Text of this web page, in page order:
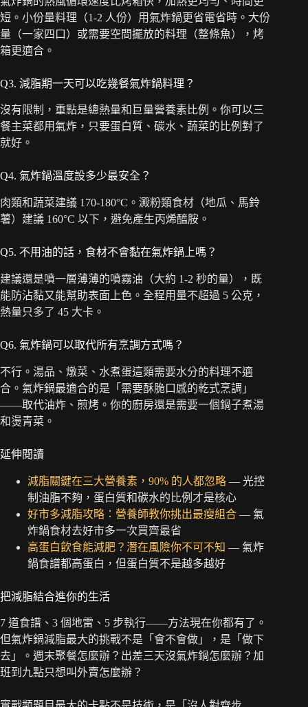
短。小份量料理（1-2 人份）用氣炸鍋更省電省時。大份
量（一家四口）或需要空間擺放的料理（整條魚），烤
箱更適合。
Q3. 減脂期一天可以吃幾餐氣炸鍋料理？
沒有限制，重點是總熱量和巨量營養素比例。你可以三
餐主菜都用氣炸，只要蛋白質、碳水、蔬菜的比例對了
就好。
Q4. 氣炸鍋溫度設多少最安全？
肉類和蔬菜建議 170-180°C。澱粉類食材（地瓜、馬鈴
薯）建議 160°C 以下，避免產生丙烯醯胺。
Q5. 不用油的話，食材不會黏在氣炸鍋上嗎？
建議還是噴一層薄薄的噴霧油（大約 1-2 秒的量），既
能防沾黏又能幫助表面上色。全程用量不超過 5 公克，
熱量只多了 45 大卡。
Q6. 氣炸鍋可以取代所有烹調方式嗎？
不行。湯品、燉菜、水煮蛋這類需要水分的料理不適
合。氣炸鍋最適合的是「需要酥脆口感的乾式烹調」
——取代油炸、煎烤。你的廚房還是需要一個鍋子煮湯
和燙青菜。
延伸閱讀
減脂關鍵在三大營養素，90% 的人都忽略 — 光控
制油脂不夠，蛋白質和碳水的比例才是核心
好市多減脂攻略：營養師教你挑出最瘦組合 — 氣
炸鍋食材去好市多一次買齊最省
高蛋白飲食能減肥？潛在風險你不可不知 — 氣炸
鍋食譜都高蛋白，但蛋白質不是越多越好
把減脂結合進你的生活
7 道食譜、3 個地雷、5 步執行——方法現在你都有了。
但氣炸鍋減脂最大的挑戰不是「會不會做」，是「做下
去」。週末聚餐怎麼辦？出差三天沒氣炸鍋怎麼辦？加
班到九點只想叫外賣怎麼辦？